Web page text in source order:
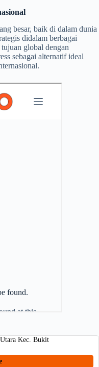
besar, baik di dalam dunia
didalam berbagai
global dengan
sebagai alternatif ideal
Kec. Bukit